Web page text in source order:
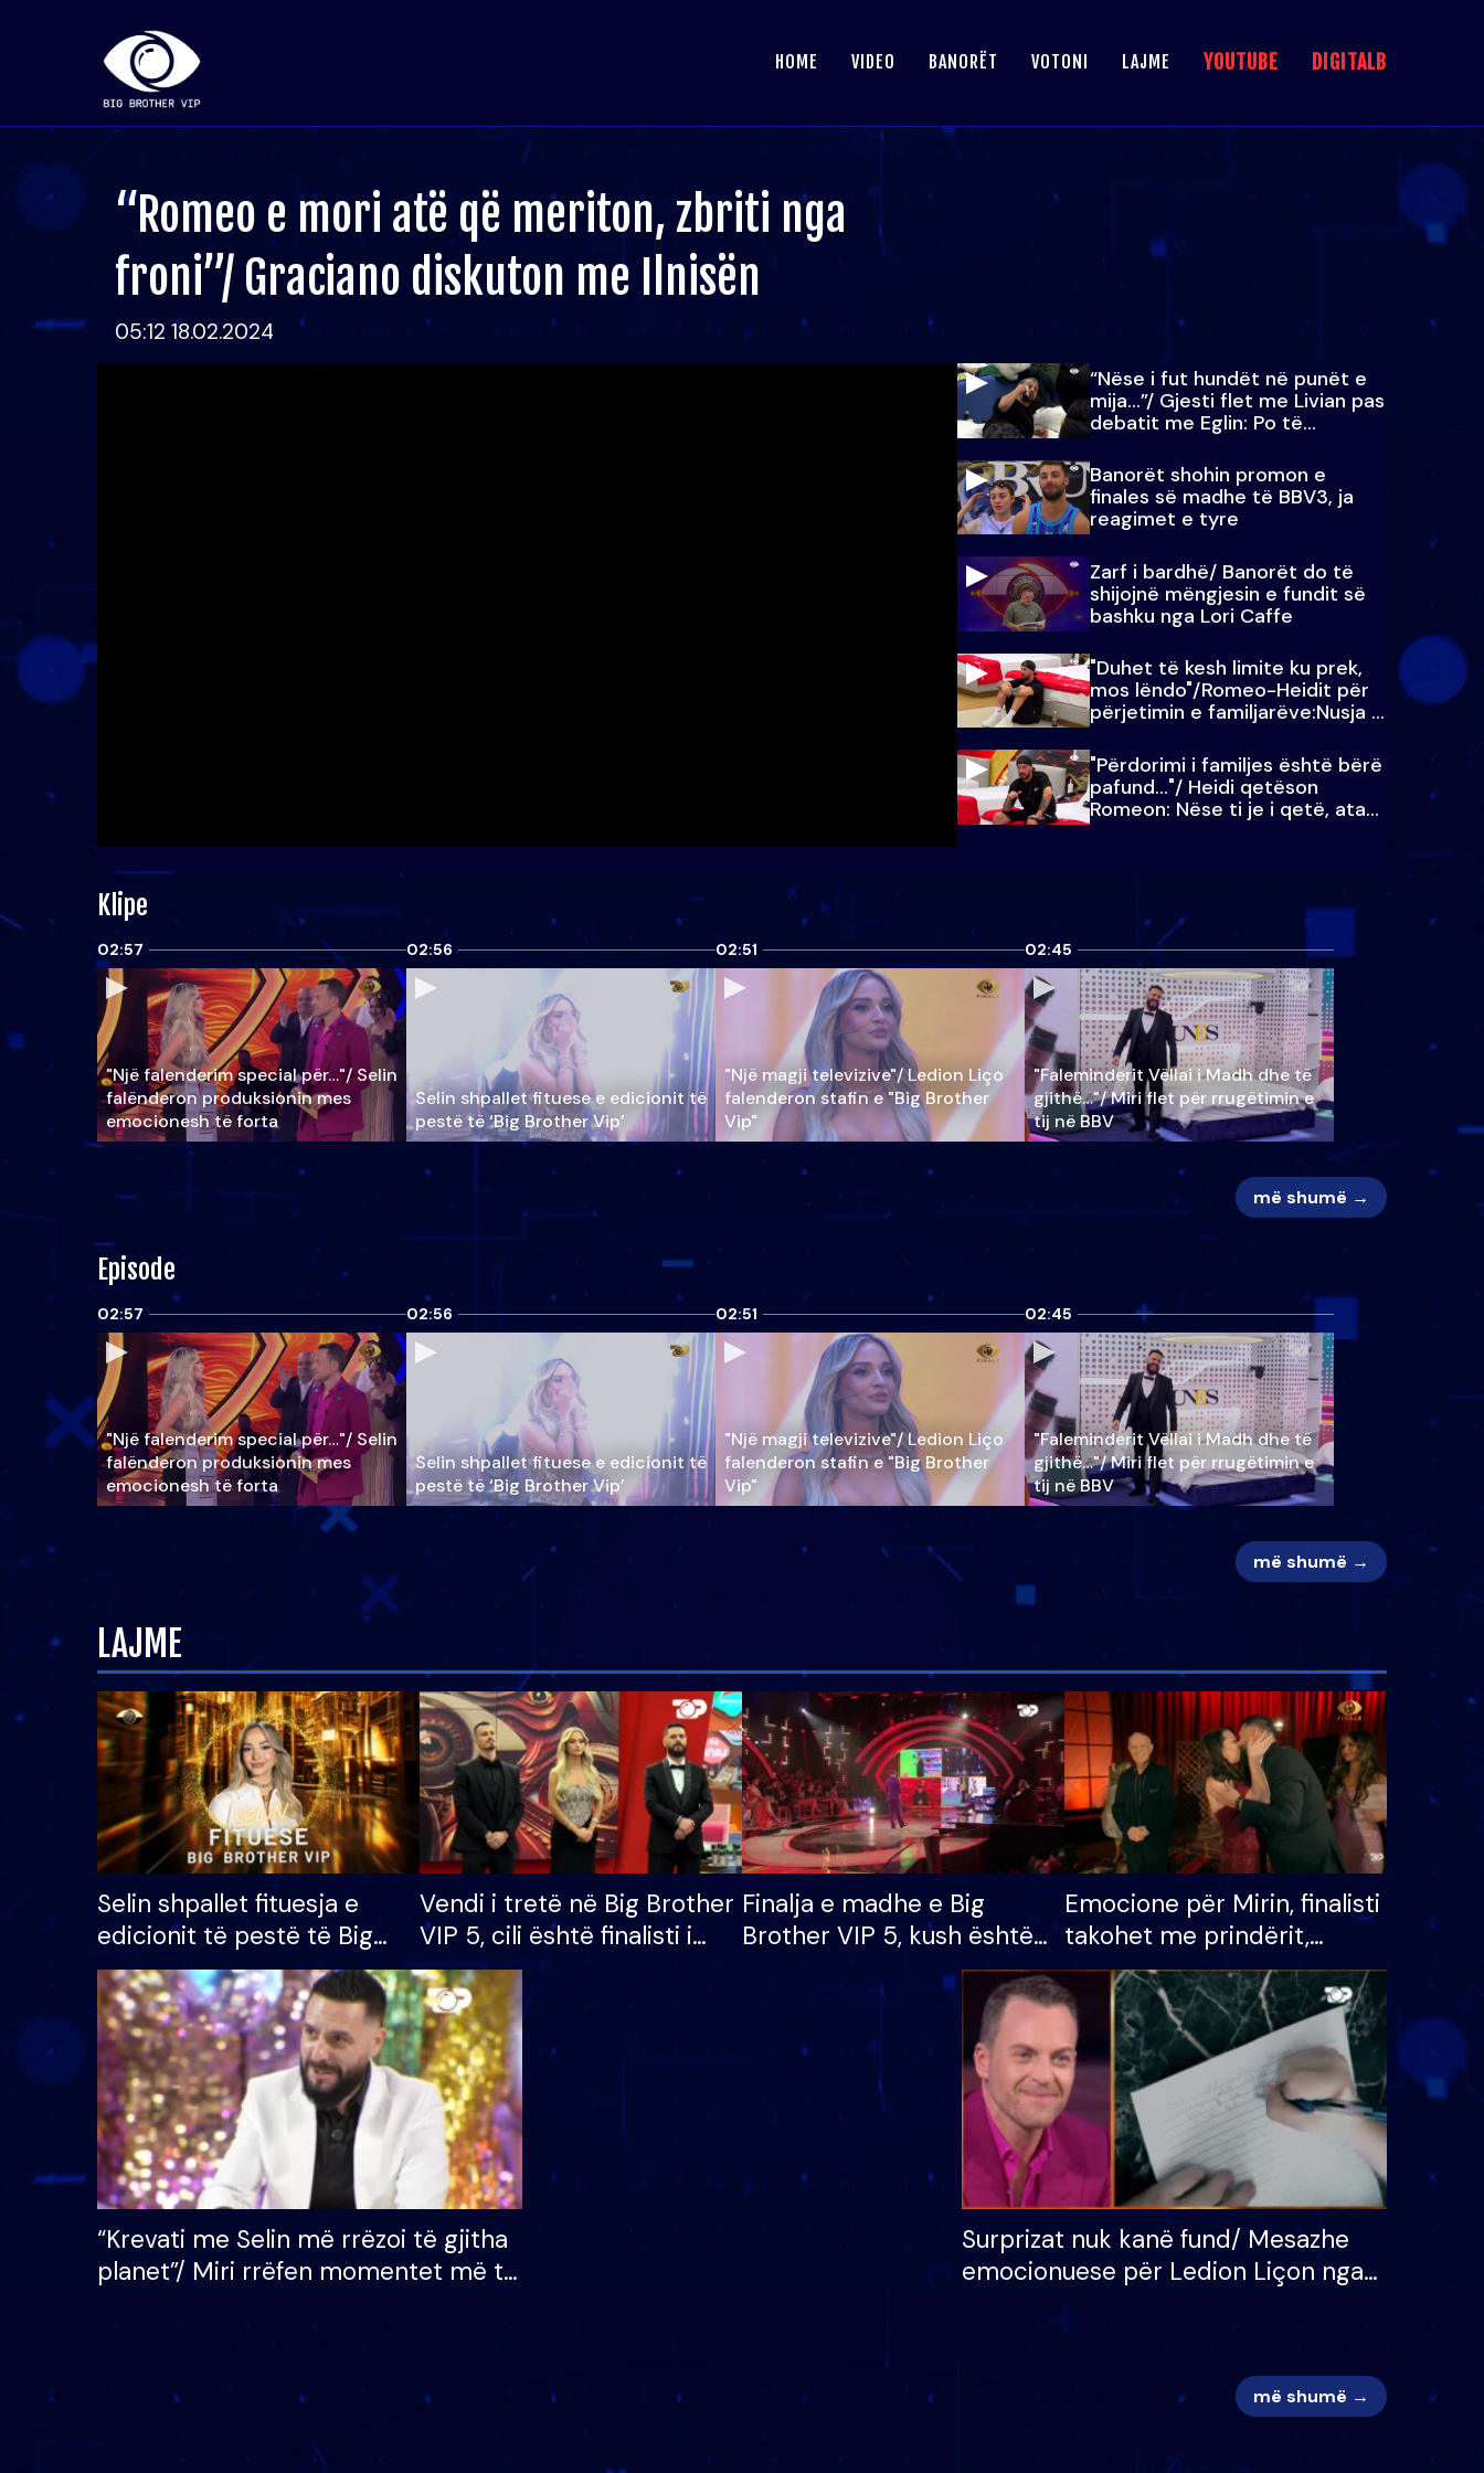
HOME VIDEO BANORËT VOTONI LAJME YOUTUBE DIGITALB
“Romeo e mori atë që meriton, zbriti nga
froni”/ Graciano diskuton me Ilnisën
05:12 18.02.2024
“Nëse i fut hundët në punët e
mija…”/ Gjesti flet me Livian pas
debatit me Eglin: Po të
paralajmëroj
Banorët shohin promon e
finales së madhe të BBV3, ja
reagimet e tyre
Zarf i bardhë/ Banorët do të
shijojnë mëngjesin e fundit së
bashku nga Lori Caffe
"Duhet të kesh limite ku prek,
mos lëndo"/Romeo-Heidit për
përjetimin e familjarëve:Nusja e
Julit…
"Përdorimi i familjes është bërë
pafund…"/ Heidi qetëson
Romeon: Nëse ti je i qetë, ata
qetësohen
Klipe
02:57
"Një falenderim special për…"/ Selin
falënderon produksionin mes
emocionesh të forta
02:56
Selin shpallet fituese e edicionit të
pestë të ‘Big Brother Vip’
02:51
"Një magji televizive"/ Ledion Liço
falenderon stafin e "Big Brother
Vip"
02:45
"Faleminderit Vëllai i Madh dhe të
gjithë…"/ Miri flet për rrugëtimin e
tij në BBV
më shumë →
Episode
02:57
"Një falenderim special për…"/ Selin
falënderon produksionin mes
emocionesh të forta
02:56
Selin shpallet fituese e edicionit të
pestë të ‘Big Brother Vip’
02:51
"Një magji televizive"/ Ledion Liço
falenderon stafin e "Big Brother
Vip"
02:45
"Faleminderit Vëllai i Madh dhe të
gjithë…"/ Miri flet për rrugëtimin e
tij në BBV
më shumë →
LAJME
Selin shpallet fituesja e
edicionit të pestë të Big
Brother VIP, rrëmben
çmimin e madh prej 100
mijë eurosh
Vendi i tretë në Big Brother
VIP 5, cili është finalisti i
radhës që lë shtëpinë
Finalja e madhe e Big
Brother VIP 5, kush është
banori i parë që lë shtëpinë
dhe humb mundësinë për
të fituar çmimin e madh
Emocione për Mirin, finalisti
takohet me prindërit,
vajzën dhe bashkëshorten:
S’kemi ndonjë letër divorci
apo jo?
“Krevati me Selin më rrëzoi të gjitha
planet”/ Miri rrëfen momentet më të
mungojë zilja e mëngjesit kur…
Surprizat nuk kanë fund/ Mesazhe
emocionuese për Ledion Liçon nga
më shumë →